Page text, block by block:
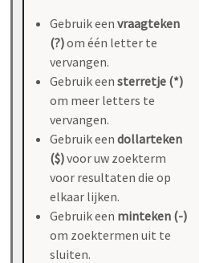
Gebruik een vraagteken
(?)om één letter te
vervangen.
Gebruik een sterretje (*)
om meer letters te
vervangen.
Gebruik een dollarteken
($)voor uw zoekterm
voor resultaten die op
elkaar lijken.
Gebruik een minteken (-)
om zoektermen uit te
sluiten.